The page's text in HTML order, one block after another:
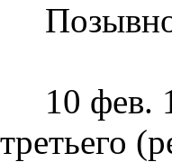
10 фев.
третьего